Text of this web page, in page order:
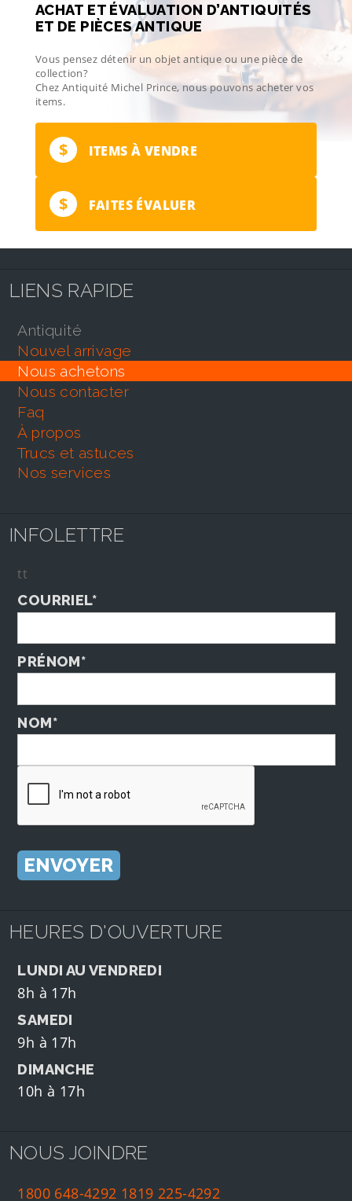
ACHAT ET ÉVALUATION D’ANTIQUITÉS
ET DE PIÈCES ANTIQUE
Vous pensez détenir un objet antique ou une pièce de
collection?
Chez Antiquité Michel Prince, nous pouvons acheter vos
items.
$ ITEMS À VENDRE
$ FAITES ÉVALUER
LIENS RAPIDE
antiquité
nouvel arrivage
nous achetons
nous contacter
faq
À propos
trucs et astuces
nos services
INFOLETTRE
tt
COURRIEL*
PRÉNOM*
NOM*
HEURES D'OUVERTURE
LUNDI AU VENDREDI
8h à 17h
SAMEDI
9h à 17h
DIMANCHE
10h à 17h
NOUS JOINDRE
1800 648-4292 1819 225-4292